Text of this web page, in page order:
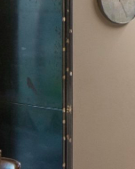
La línea de
soluciones de
aperturas con
un gran portafolio
producto a la
elementos
dando a la cocina
estética, sino